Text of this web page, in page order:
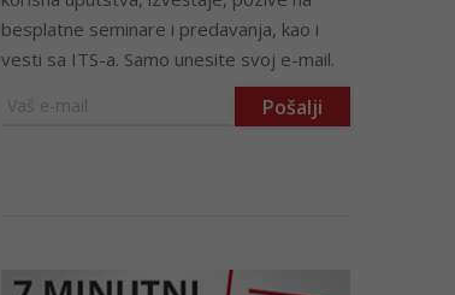
besplatne seminare i predavanja, kao i
vesti sa ITS-a. Samo unesite svoj e-mail.